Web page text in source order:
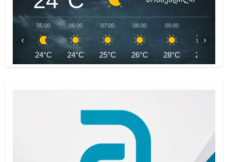
05:00
24°C
06:00
24°C
07:00
25°C
08:00
26°C
09:00
28°C
10:00
29°C
‹ ›